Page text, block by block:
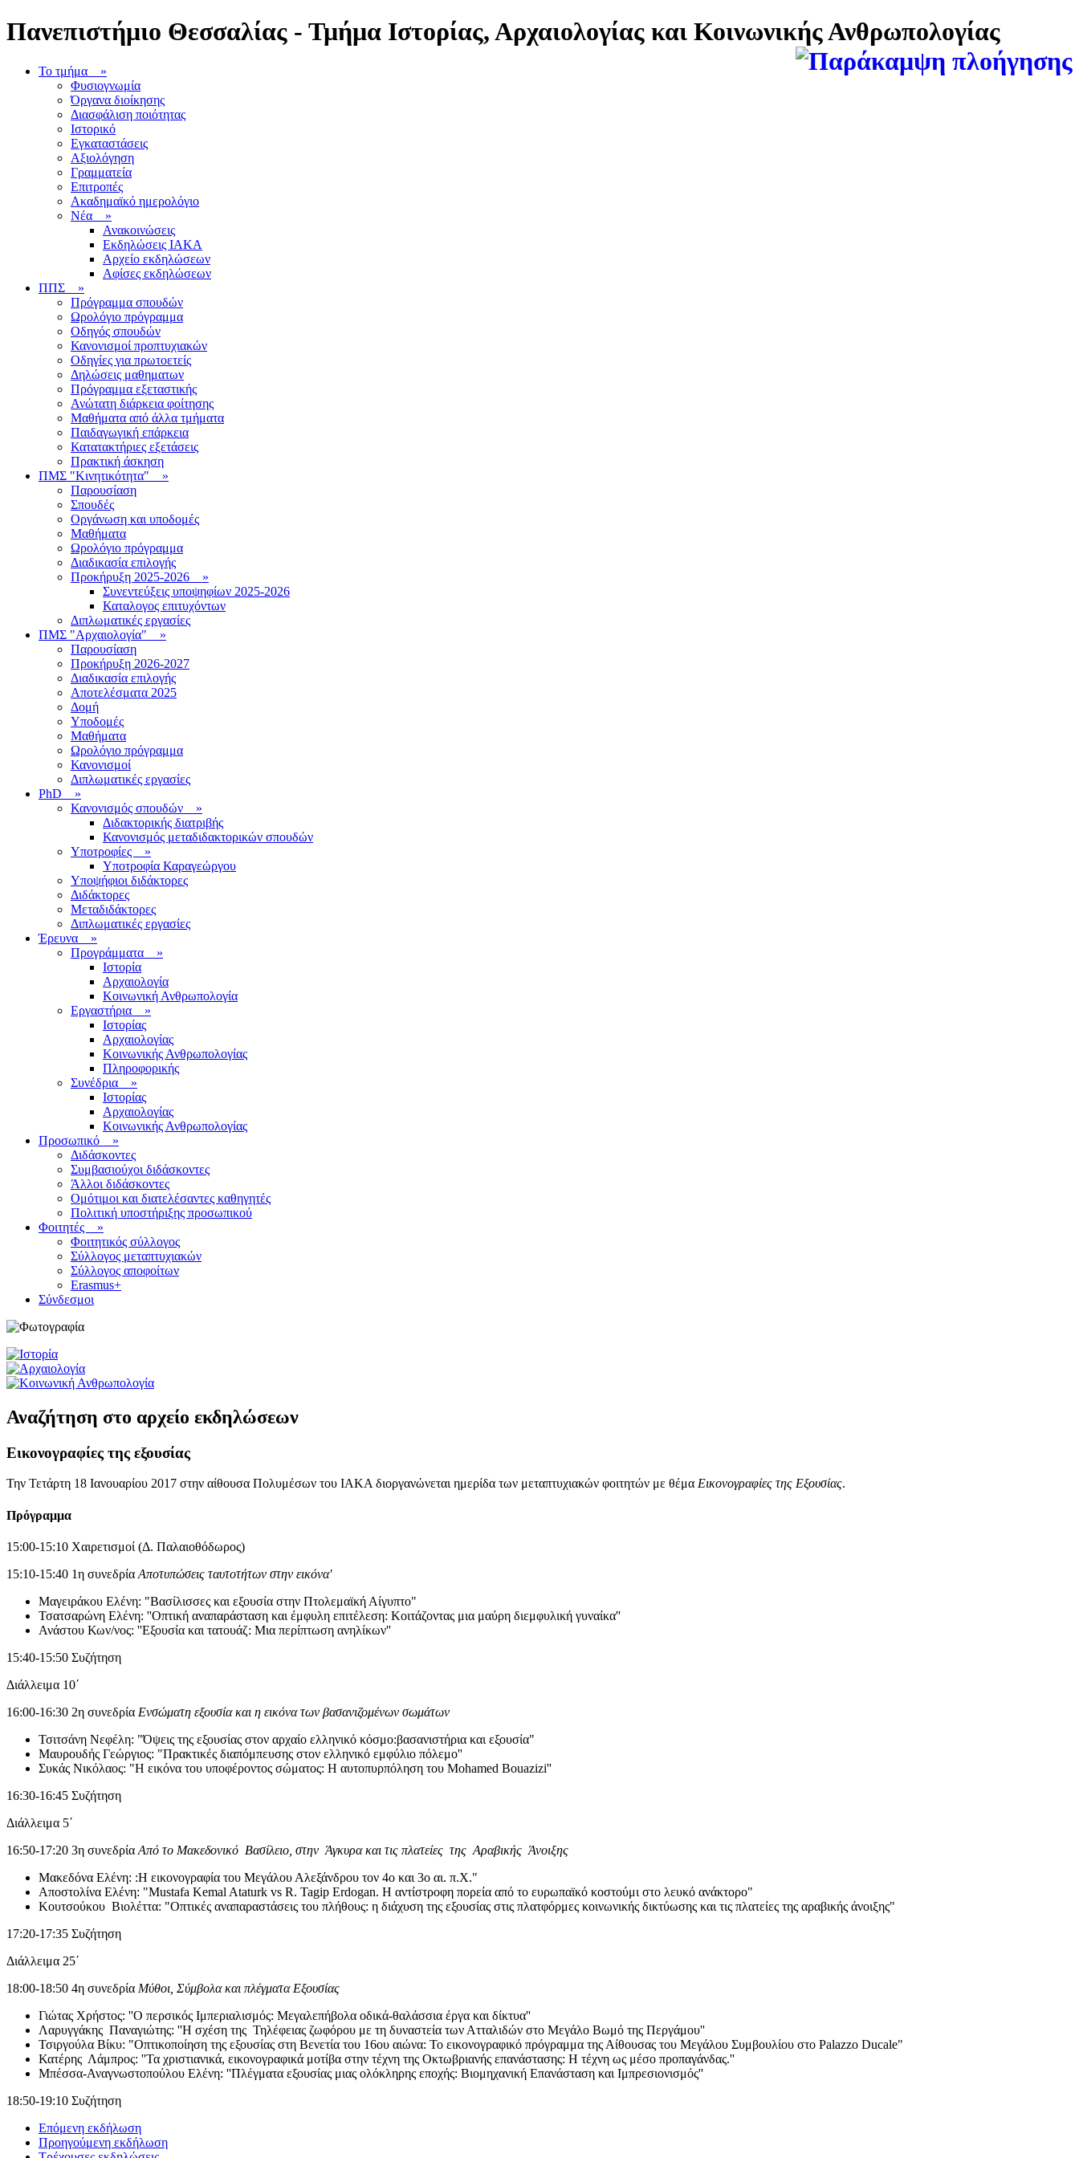
Πανεπιστήμιο Θεσσαλίας - Τμήμα Ιστορίας, Αρχαιολογίας και Κοινωνικής Ανθρωπολογίας
Το τμήμα »
Φυσιογνωμία
Όργανα διοίκησης
Διασφάλιση ποιότητας
Ιστορικό
Εγκαταστάσεις
Αξιολόγηση
Γραμματεία
Επιτροπές
Ακαδημαϊκό ημερολόγιο
Νέα »
Ανακοινώσεις
Εκδηλώσεις ΙΑΚΑ
Αρχείο εκδηλώσεων
Αφίσες εκδηλώσεων
ΠΠΣ »
Πρόγραμμα σπουδών
Ωρολόγιο πρόγραμμα
Οδηγός σπουδών
Κανονισμοί προπτυχιακών
Οδηγίες για πρωτοετείς
Δηλώσεις μαθηματων
Πρόγραμμα εξεταστικής
Ανώτατη διάρκεια φοίτησης
Μαθήματα από άλλα τμήματα
Παιδαγωγική επάρκεια
Κατατακτήριες εξετάσεις
Πρακτική άσκηση
ΠΜΣ "Κινητικότητα" »
Παρουσίαση
Σπουδές
Οργάνωση και υποδομές
Μαθήματα
Ωρολόγιο πρόγραμμα
Διαδικασία επιλογής
Πρoκήρυξη 2025-2026 »
Συνεντεύξεις υποψηφίων 2025-2026
Καταλογος επιτυχόντων
Διπλωματικές εργασίες
ΠΜΣ "Αρχαιολογία" »
Παρουσίαση
Προκήρυξη 2026-2027
Διαδικασία επιλογής
Αποτελέσματα 2025
Δομή
Υποδομές
Μαθήματα
Ωρολόγιο πρόγραμμα
Κανονισμοί
Διπλωματικές εργασίες
PhD »
Κανονισμός σπουδών »
Διδακτορικής διατριβής
Κανονισμός μεταδιδακτορικών σπουδών
Υποτροφίες »
Υποτροφία Καραγεώργου
Υποψήφιοι διδάκτορες
Διδάκτορες
Μεταδιδάκτορες
Διπλωματικές εργασίες
Έρευνα »
Προγράμματα »
Ιστορία
Αρχαιολογία
Κοινωνική Ανθρωπολογία
Εργαστήρια »
Ιστορίας
Αρχαιολογίας
Κοινωνικής Ανθρωπολογίας
Πληροφορικής
Συνέδρια »
Ιστορίας
Αρχαιολογίας
Κοινωνικής Ανθρωπολογίας
Προσωπικό »
Διδάσκοντες
Συμβασιούχοι διδάσκοντες
Άλλοι διδάσκοντες
Ομότιμοι και διατελέσαντες καθηγητές
Πολιτική υποστήριξης προσωπικού
Φοιτητές »
Φοιτητικός σύλλογος
Σύλλογος μεταπτυχιακών
Σύλλογος αποφοίτων
Erasmus+
Σύνδεσμοι
Αναζήτηση στο αρχείο εκδηλώσεων
Εικονογραφίες της εξουσίας
Την Τετάρτη 18 Ιανουαρίου 2017 στην αίθουσα Πολυμέσων του ΙΑΚΑ διοργανώνεται ημερίδα των μεταπτυχιακών φοιτητών με θέμα Εικονογραφίες της Εξουσίας.
Πρόγραμμα
15:00-15:10 Χαιρετισμοί (Δ. Παλαιοθόδωρος)
15:10-15:40 1η συνεδρία Αποτυπώσεις ταυτοτήτων στην εικόνα'
Μαγειράκου Ελένη: "Βασίλισσες και εξουσία στην Πτολεμαϊκή Αίγυπτο"
Τσατσαρώνη Ελένη: ''Οπτική αναπαράσταση και έμφυλη επιτέλεση: Κοιτάζοντας μια μαύρη διεμφυλική γυναίκα''
Ανάστου Κων/νος: ''Εξουσία και τατουάζ: Μια περίπτωση ανηλίκων''
15:40-15:50 Συζήτηση
Διάλλειμα 10΄
16:00-16:30 2η συνεδρία Ενσώματη εξουσία και η εικόνα των βασανιζομένων σωμάτων
Τσιτσάνη Νεφέλη: "Όψεις της εξουσίας στον αρχαίο ελληνικό κόσμο:βασανιστήρια και εξουσία"
Μαυρουδής Γεώργιος: "Πρακτικές διαπόμπευσης στον ελληνικό εμφύλιο πόλεμο''
Συκάς Νικόλαος: "Η εικόνα του υποφέροντος σώματος: H αυτοπυρπόληση του Mohamed Bouazizi''
16:30-16:45 Συζήτηση
Διάλλειμα 5΄
16:50-17:20 3η συνεδρία Από το Μακεδονικό Βασίλειο, στην Άγκυρα και τις πλατείες της Αραβικής Άνοιξης
Μακεδόνα Ελένη: :Η εικονογραφία του Μεγάλου Αλεξάνδρου τον 4ο και 3ο αι. π.Χ."
Αποστολίνα Ελένη: "Mustafa Kemal Ataturk vs R. Tagip Erdogan. Η αντίστροφη πορεία από το ευρωπαϊκό κοστούμι στο λευκό ανάκτορο"
Κουτσούκου Βιολέττα: "Οπτικές αναπαραστάσεις του πλήθους: η διάχυση της εξουσίας στις πλατφόρμες κοινωνικής δικτύωσης και τις πλατείες της αραβικής άνοιξης"
17:20-17:35 Συζήτηση
Διάλλειμα 25΄
18:00-18:50 4η συνεδρία Μύθοι, Σύμβολα και πλέγματα Εξουσίας
Γιώτας Χρήστος: ''Ο περσικός Ιμπεριαλισμός: Μεγαλεπήβολα οδικά-θαλάσσια έργα και δίκτυα''
Λαρυγγάκης Παναγιώτης: ''Η σχέση της Τηλέφειας ζωφόρου με τη δυναστεία των Ατταλιδών στο Μεγάλο Βωμό της Περγάμου''
Τσιργούλα Βίκυ: "Οπτικοποίηση της εξουσίας στη Βενετία του 16ου αιώνα: Το εικονογραφικό πρόγραμμα της Αίθουσας του Μεγάλου Συμβουλίου στο Palazzo Ducale"
Κατέρης Λάμπρος: ''Τα χριστιανικά, εικονογραφικά μοτίβα στην τέχνη της Οκτωβριανής επανάστασης: Η τέχνη ως μέσο προπαγάνδας.''
Μπέσσα-Αναγνωστοπούλου Ελένη: ''Πλέγματα εξουσίας μιας ολόκληρης εποχής: Βιομηχανική Επανάσταση και Ιμπρεσιονισμός''
18:50-19:10 Συζήτηση
Επόμενη εκδήλωση
Προηγούμενη εκδήλωση